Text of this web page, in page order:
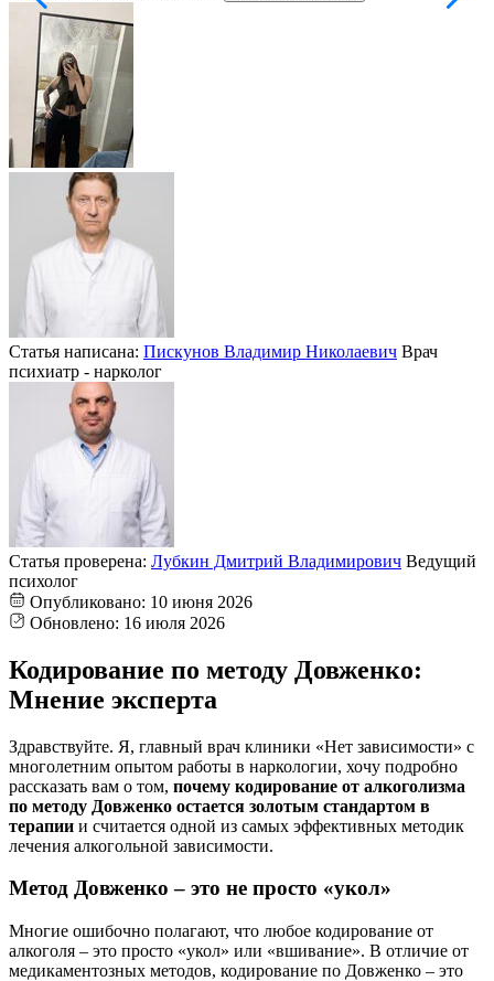
Статья написана: Пискунов Владимир Николаевич Врач
психиатр - нарколог
Статья проверена: Лубкин Дмитрий Владимирович Ведущий
психолог
Опубликовано: 10 июня 2026
Обновлено: 16 июля 2026
Кодирование по методу Довженко:
Мнение эксперта
Здравствуйте. Я, главный врач клиники «Нет зависимости» с
многолетним опытом работы в наркологии, хочу подробно
рассказать вам о том, почему кодирование от алкоголизма
по методу Довженко остается золотым стандартом в
терапии и считается одной из самых эффективных методик
лечения алкогольной зависимости.
Метод Довженко – это не просто «укол»
Многие ошибочно полагают, что любое кодирование от
алкоголя – это просто «укол» или «вшивание». В отличие от
медикаментозных методов, кодирование по Довженко – это